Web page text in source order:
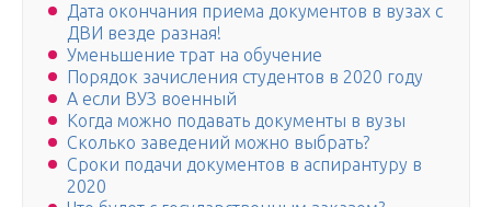
Дата окончания приема документов в вузах с
ДВИ везде разная!
Уменьшение трат на обучение
Порядок зачисления студентов в 2020 году
А если ВУЗ военный
Когда можно подавать документы в вузы
Сколько заведений можно выбрать?
Сроки подачи документов в аспирантуру в
2020